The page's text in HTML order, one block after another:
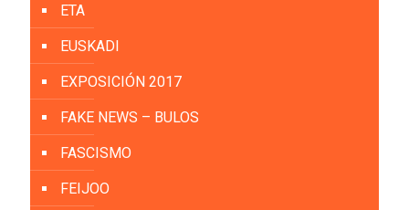
ETA
EUSKADI
EXPOSICIÓN 2017
FAKE NEWS – BULOS
FASCISMO
FEIJOO